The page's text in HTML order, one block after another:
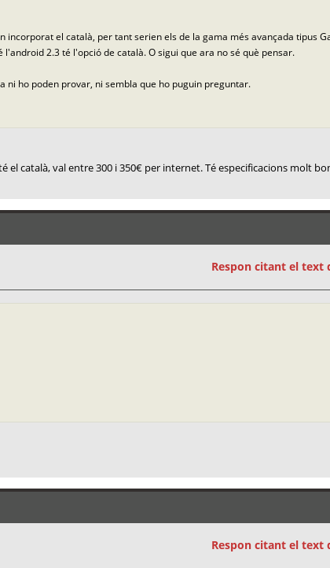
el català, per tant serien els de la gama més avançada tipus
2.3 té l'opció de català. O sigui que ara no sé què pensar.
ni ho poden provar, ni sembla que ho puguin preguntar.
el català, val entre 300 i 350€ per internet. Té especificacions molt
Respon citant el text
Respon citant el text